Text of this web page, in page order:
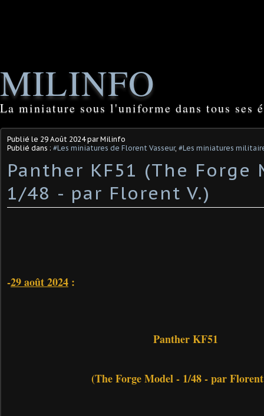
MILINFO
La miniature sous l'uniforme dans tous ses
Publié le 29 Août 2024par Milinfo
Publié dans : #Les miniatures de Florent Vasseur, #Les miniatures
Panther KF51 (The Forge
1/48 - par Florent V.) ​
-29 août 2024 :
Panther KF51
(The Forge Model - 1/48 - par